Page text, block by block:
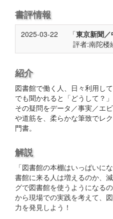
書評情報
2025-03-22 「東京新聞
評者:南陀楼
紹介
図書館で働く人、日々利用し
でも聞かれると「どうして？
その疑問をデータ／事実／エ
や道筋を、柔らかな筆致でレ
門書。
解説
「図書館の本棚はいっぱいに
書館に来る人は増えるのか、
グで図書館を使うようになる
から現場での実践を考えて、
力を発見しよう！